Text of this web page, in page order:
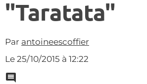
"Taratata"
Par antoineescoffier
Le 25/10/2015 à 12:22